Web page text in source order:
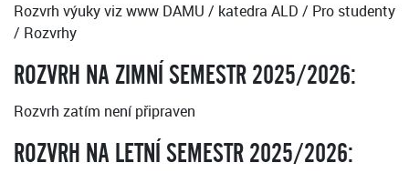
Rozvrh výuky viz www DAMU / katedra ALD / Pro studenty
/ Rozvrhy
ROZVRH NA ZIMNÍ SEMESTR 2025/2026:
Rozvrh zatím není připraven
ROZVRH NA LETNÍ SEMESTR 2025/2026: